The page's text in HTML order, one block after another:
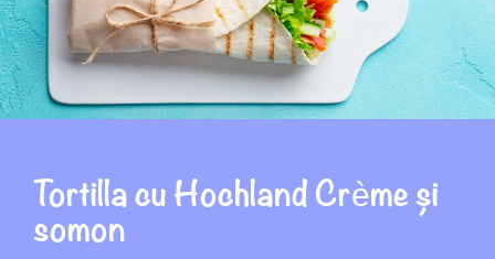
Tortilla cu Hochland Crème și
somon